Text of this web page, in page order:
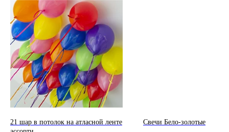
21 шар в потолок на атласной ленте
Свечи Бело-золотые